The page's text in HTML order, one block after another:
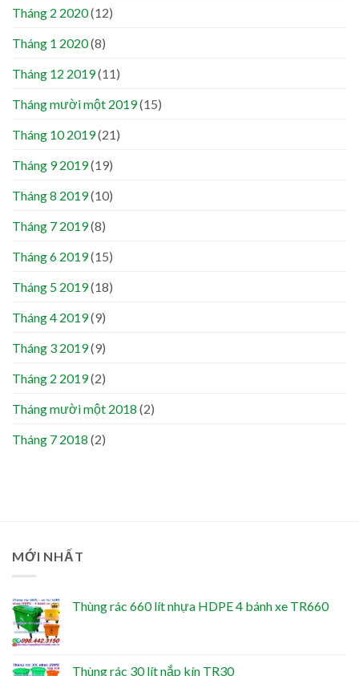
Tháng 2 2020(12)
Tháng 1 2020(8)
Tháng 12 2019(11)
Tháng mười một 2019(15)
Tháng 10 2019(21)
Tháng 9 2019(19)
Tháng 8 2019(10)
Tháng 7 2019(8)
Tháng 6 2019(15)
Tháng 5 2019(18)
Tháng 4 2019(9)
Tháng 3 2019(9)
Tháng 2 2019(2)
Tháng mười một 2018 (2)
Tháng 7 2018 (2)
MỚI NHẤT
Thùng rác 660 lít nhựa HDPE 4 bánh xe TR660
Thùng rác 30 lít nắp kín TR30